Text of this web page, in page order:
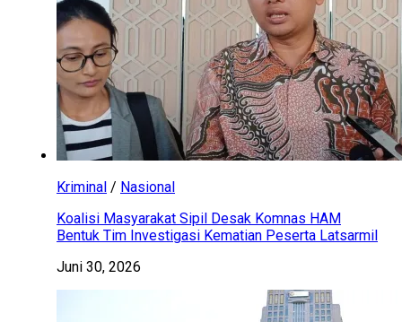
Kriminal / Nasional
Koalisi Masyarakat Sipil Desak Komnas HAM
Bentuk Tim Investigasi Kematian Peserta Latsarmil
Juni 30, 2026